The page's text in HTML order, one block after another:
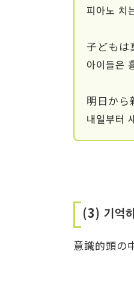
피아노 치
子どもは
아이들은
明日から
내일부터
(3) 기억
意識的頭の